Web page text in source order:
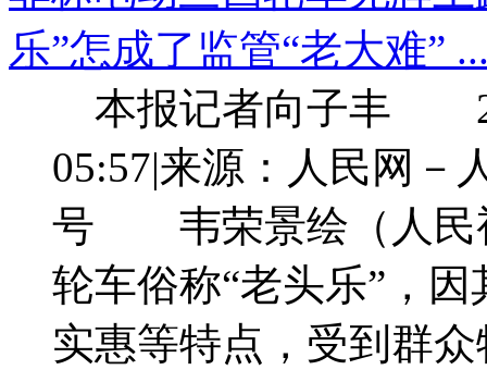
乐”怎成了监管“老大难”
本报记者向子丰
05:57|来源：人民网－
号 韦荣景绘（人
轮车俗称“老头乐”，
实惠等特点，受到群